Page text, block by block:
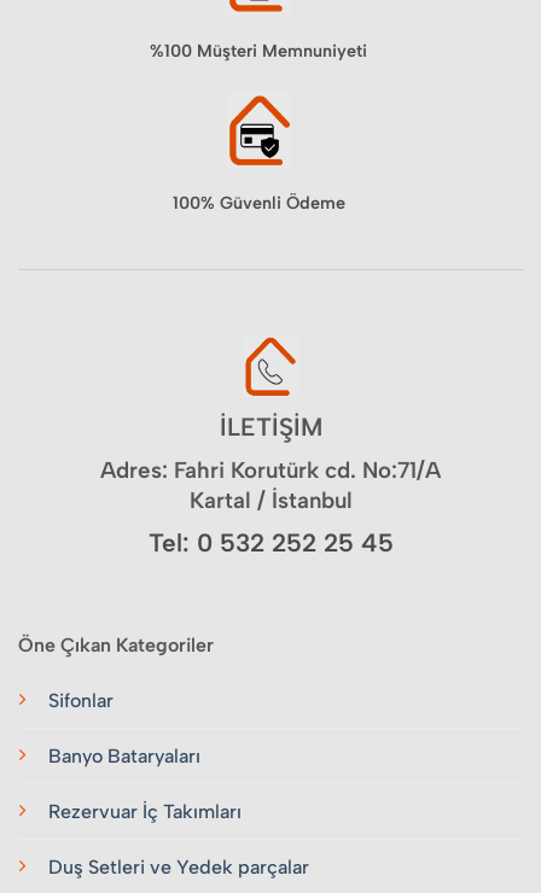
%100 Müşteri Memnuniyeti
100% Güvenli Ödeme
İLETİŞİM
Adres: Fahri Korutürk cd. No:71/A
Kartal / İstanbul
Tel: 0 532 252 25 45
Öne Çıkan Kategoriler
Sifonlar
Banyo Bataryaları
Rezervuar İç Takımları
Duş Setleri ve Yedek parçalar